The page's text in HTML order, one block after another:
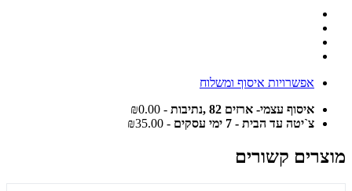
אפשרויות איסוף ומשלוח
איסוף עצמי- ארזים 82 ,נתיבות
- ₪0.00
צ`יטה עד הבית - 7 ימי עסקים
- ₪35.00
מוצרים קשורים